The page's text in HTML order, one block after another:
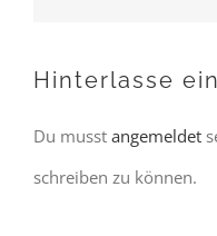
Hinterlasse
Du musst angemeldet
schreiben zu können.